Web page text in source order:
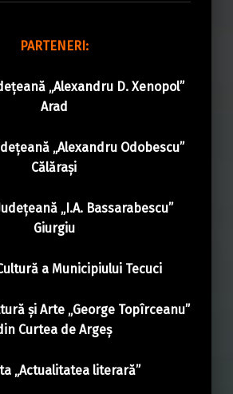
PARTENERI:
„Alexandru D. Xenopol”
Arad
„Alexandru Odobescu”
Călărași
„I.A. Bassarabescu”
Giurgiu
a Municipiului Tecuci
și Arte „George Topîrceanu”
Curtea de Argeș
„Actualitatea literară”